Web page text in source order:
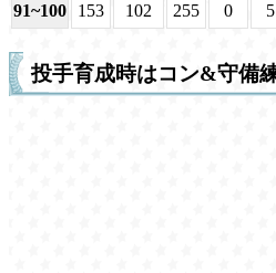
91~100
153 102 255 0
投手育成時はコン&守備